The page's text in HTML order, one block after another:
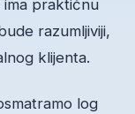
ima praktičnu
razumljiviji,
klijenta.
log